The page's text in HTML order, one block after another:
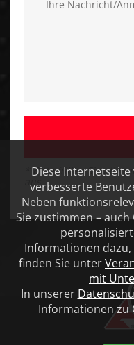
* Bitte füllen Sie alle
aus
Diese
verbesserte
Neben
Sie zustimmen –
Informationen
finden Sie unter
mit
In unserer
Informationen zu